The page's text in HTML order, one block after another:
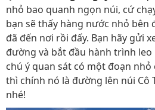
nhỏ bao quanh ngọn núi, cứ
bạn sẽ thấy hàng nước nhỏ bên
đã đến nơi rồi đấy. Bạn hãy gửi
đường và bắt đầu hành trình
chú ý quan sát có một đoạn
thì chính nó là đường lên núi Cô
nhé!